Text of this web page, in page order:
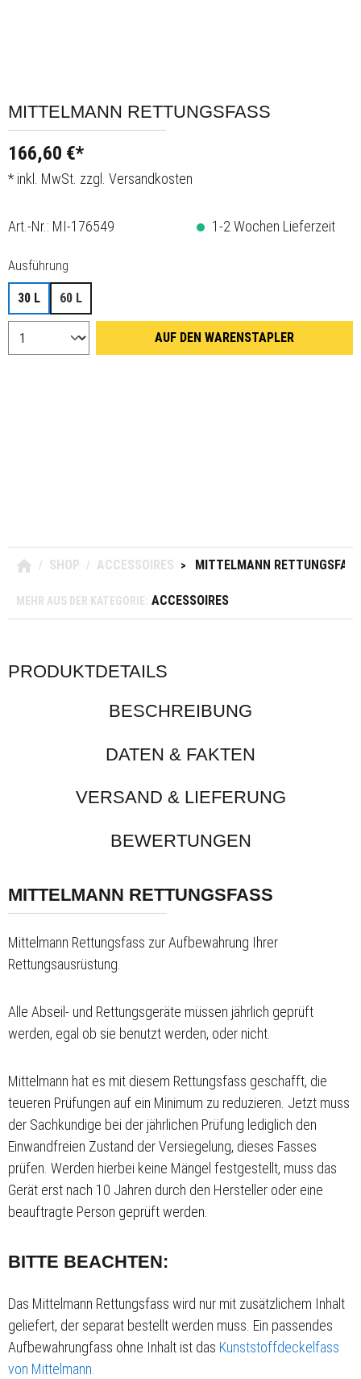
MITTELMANN RETTUNGSFASS
166,60 €*
* inkl. MwSt. zzgl. Versandkosten
Art.-Nr.: MI-176549 1-2 Wochen Lieferzeit
Ausführung
30 L 60 L
AUF DEN WARENSTAPLER
/ SHOP / ACCESSOIRES > MITTELMANN
MEHR AUS DER KATEGORIE: ACCESSOIRES
PRODUKTDETAILS
BESCHREIBUNG
DATEN & FAKTEN
VERSAND & LIEFERUNG
BEWERTUNGEN
MITTELMANN RETTUNGSFASS
Mittelmann Rettungsfass zur Aufbewahrung Ihrer
Rettungsausrüstung.
Alle Abseil- und Rettungsgeräte müssen jährlich geprüft
werden, egal ob sie benutzt werden, oder nicht.
Mittelmann hat es mit diesem Rettungsfass geschafft, die
teueren Prüfungen auf ein Minimum zu reduzieren. Jetzt muss
der Sachkundige bei der jährlichen Prüfung lediglich den
Einwandfreien Zustand der Versiegelung, dieses Fasses
prüfen. Werden hierbei keine Mängel festgestellt, muss das
Gerät erst nach 10 Jahren durch den Hersteller oder eine
beauftragte Person geprüft werden.
BITTE BEACHTEN:
Das Mittelmann Rettungsfass wird nur mit zusätzlichem Inhalt
geliefert, der separat bestellt werden muss. Ein passendes
Aufbewahrungfass ohne Inhalt ist das Kunststoffdeckelfass
von Mittelmann.